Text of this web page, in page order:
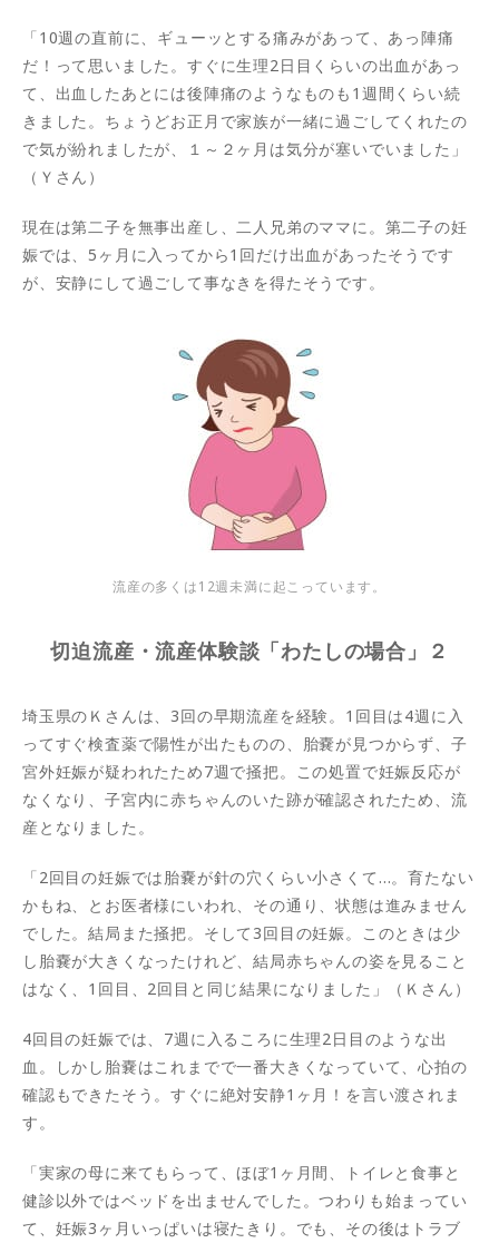
「10週の直前に、ギューッとする痛みがあって、あっ陣痛
だ！って思いました。すぐに生理2日目くらいの出血があっ
て、出血したあとには後陣痛のようなものも1週間くらい続
きました。ちょうどお正月で家族が一緒に過ごしてくれたの
で気が紛れましたが、１～２ヶ月は気分が塞いでいました」
（Ｙさん）
現在は第二子を無事出産し、二人兄弟のママに。第二子の妊
娠では、5ヶ月に入ってから1回だけ出血があったそうです
が、安静にして過ごして事なきを得たそうです。
流産の多くは12週未満に起こっています。
切迫流産・流産体験談「わたしの場合」２
埼玉県のＫさんは、3回の早期流産を経験。1回目は4週に入
ってすぐ検査薬で陽性が出たものの、胎嚢が見つからず、子
宮外妊娠が疑われたため7週で掻把。この処置で妊娠反応が
なくなり、子宮内に赤ちゃんのいた跡が確認されたため、流
産となりました。
「2回目の妊娠では胎嚢が針の穴くらい小さくて…。育たない
かもね、とお医者様にいわれ、その通り、状態は進みません
でした。結局また掻把。そして3回目の妊娠。このときは少
し胎嚢が大きくなったけれど、結局赤ちゃんの姿を見ること
はなく、1回目、2回目と同じ結果になりました」（Ｋさん）
4回目の妊娠では、7週に入るころに生理2日目のような出
血。しかし胎嚢はこれまでで一番大きくなっていて、心拍の
確認もできたそう。すぐに絶対安静1ヶ月！を言い渡されま
す。
「実家の母に来てもらって、ほぼ1ヶ月間、トイレと食事と
健診以外ではベッドを出ませんでした。つわりも始まってい
て、妊娠3ヶ月いっぱいは寝たきり。でも、その後はトラブ